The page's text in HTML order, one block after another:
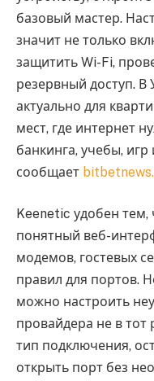
базовый мастер.
значит не только
защитить Wi-Fi,
резервный доступ. В
актуально для
мест, где интернет
банкинга, учебы,
сообщает
Keenetic удобен
понятный веб-
модемов, гостевых
правил для портов.
можно настроить
провайдера не в
тип подключения,
открыть порт без